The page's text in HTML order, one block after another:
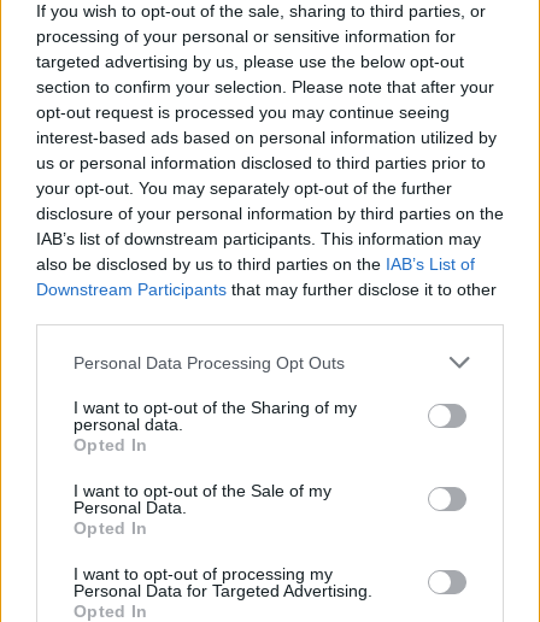
If you wish to opt-out of the sale, sharing to third parties, or
processing of your personal or sensitive information for
targeted advertising by us, please use the below opt-out
section to confirm your selection. Please note that after your
opt-out request is processed you may continue seeing
interest-based ads based on personal information utilized by
us or personal information disclosed to third parties prior to
your opt-out. You may separately opt-out of the further
disclosure of your personal information by third parties on the
IAB’s list of downstream participants. This information may
also be disclosed by us to third parties on the IAB’s List of
Downstream Participants that may further disclose it to other
Personal Data Processing Opt Outs
I want to opt-out of the Sharing of my
personal data.
Opted In
I want to opt-out of the Sale of my
Personal Data.
Opted In
I want to opt-out of processing my
Personal Data for Targeted Advertising.
Opted In